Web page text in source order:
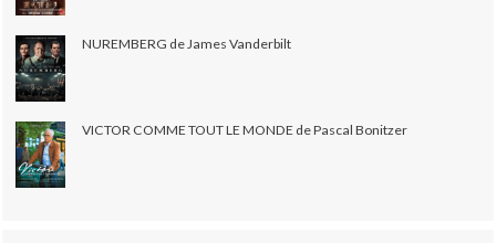
NUREMBERG de James Vanderbilt
VICTOR COMME TOUT LE MONDE de Pascal Bonitzer